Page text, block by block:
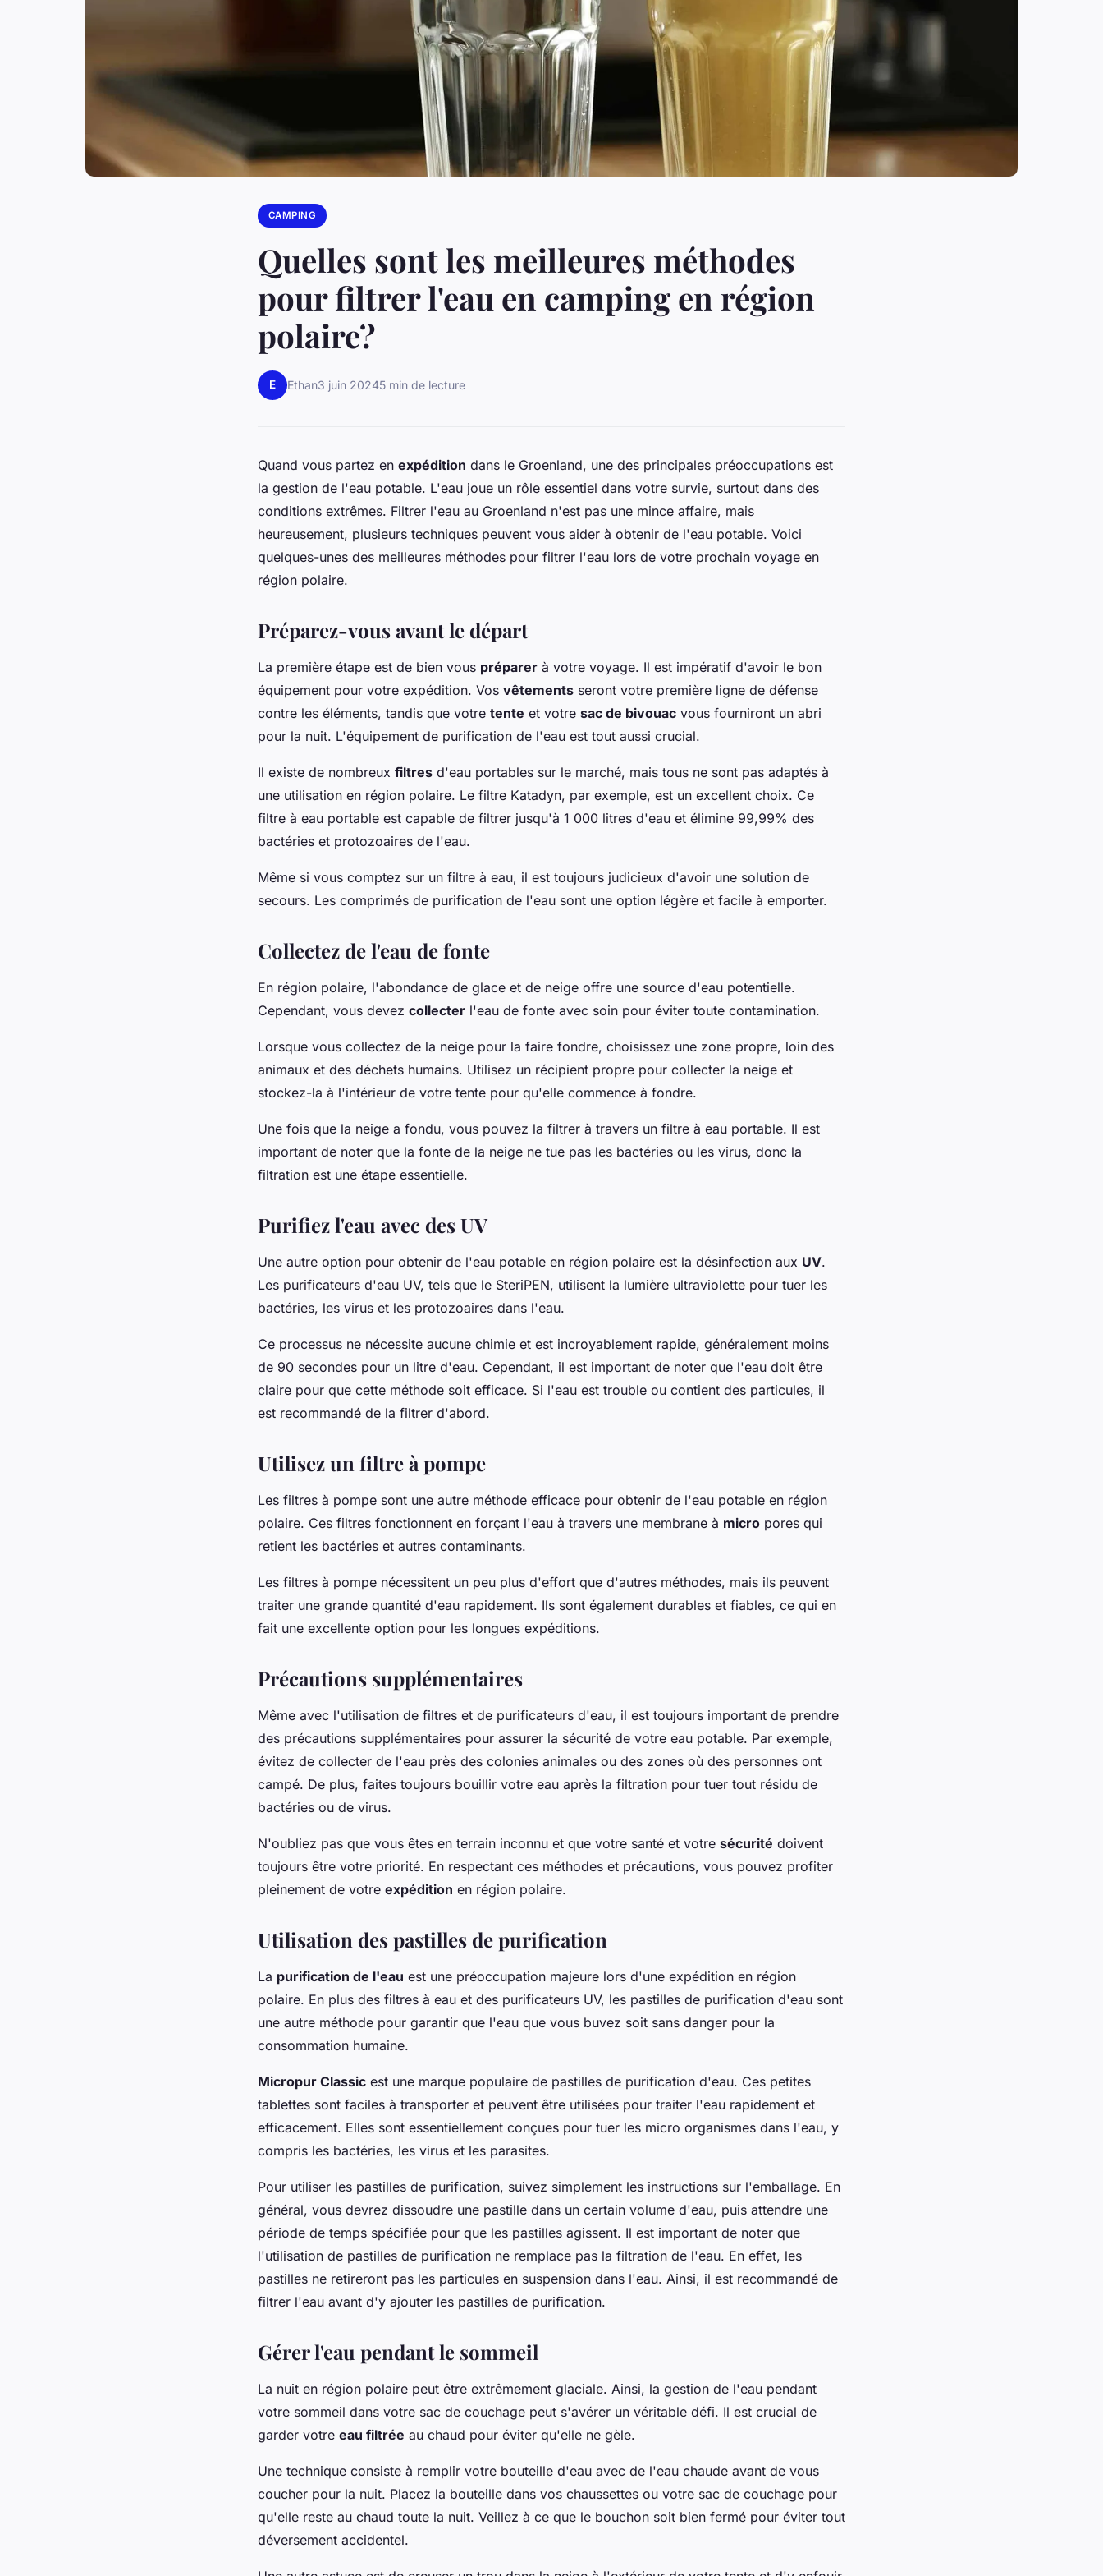
CAMPING
Quelles sont les meilleures méthodes
pour filtrer l'eau en camping en région
polaire?
E Ethan3 juin 20245 min de lecture
Quand vous partez en expédition dans le Groenland, une des principales préoccupations est
la gestion de l'eau potable. L'eau joue un rôle essentiel dans votre survie, surtout dans des
conditions extrêmes. Filtrer l'eau au Groenland n'est pas une mince affaire, mais
heureusement, plusieurs techniques peuvent vous aider à obtenir de l'eau potable. Voici
quelques-unes des meilleures méthodes pour filtrer l'eau lors de votre prochain voyage en
région polaire.
Préparez-vous avant le départ
La première étape est de bien vous préparer à votre voyage. Il est impératif d'avoir le bon
équipement pour votre expédition. Vos vêtements seront votre première ligne de défense
contre les éléments, tandis que votre tente et votre sac de bivouac vous fourniront un abri
pour la nuit. L'équipement de purification de l'eau est tout aussi crucial.
Il existe de nombreux filtres d'eau portables sur le marché, mais tous ne sont pas adaptés à
une utilisation en région polaire. Le filtre Katadyn, par exemple, est un excellent choix. Ce
filtre à eau portable est capable de filtrer jusqu'à 1 000 litres d'eau et élimine 99,99% des
bactéries et protozoaires de l'eau.
Même si vous comptez sur un filtre à eau, il est toujours judicieux d'avoir une solution de
secours. Les comprimés de purification de l'eau sont une option légère et facile à emporter.
Collectez de l'eau de fonte
En région polaire, l'abondance de glace et de neige offre une source d'eau potentielle.
Cependant, vous devez collecter l'eau de fonte avec soin pour éviter toute contamination.
Lorsque vous collectez de la neige pour la faire fondre, choisissez une zone propre, loin des
animaux et des déchets humains. Utilisez un récipient propre pour collecter la neige et
stockez-la à l'intérieur de votre tente pour qu'elle commence à fondre.
Une fois que la neige a fondu, vous pouvez la filtrer à travers un filtre à eau portable. Il est
important de noter que la fonte de la neige ne tue pas les bactéries ou les virus, donc la
filtration est une étape essentielle.
Purifiez l'eau avec des UV
Une autre option pour obtenir de l'eau potable en région polaire est la désinfection aux UV.
Les purificateurs d'eau UV, tels que le SteriPEN, utilisent la lumière ultraviolette pour tuer les
bactéries, les virus et les protozoaires dans l'eau.
Ce processus ne nécessite aucune chimie et est incroyablement rapide, généralement moins
de 90 secondes pour un litre d'eau. Cependant, il est important de noter que l'eau doit être
claire pour que cette méthode soit efficace. Si l'eau est trouble ou contient des particules, il
est recommandé de la filtrer d'abord.
Utilisez un filtre à pompe
Les filtres à pompe sont une autre méthode efficace pour obtenir de l'eau potable en région
polaire. Ces filtres fonctionnent en forçant l'eau à travers une membrane à micro pores qui
retient les bactéries et autres contaminants.
Les filtres à pompe nécessitent un peu plus d'effort que d'autres méthodes, mais ils peuvent
traiter une grande quantité d'eau rapidement. Ils sont également durables et fiables, ce qui en
fait une excellente option pour les longues expéditions.
Précautions supplémentaires
Même avec l'utilisation de filtres et de purificateurs d'eau, il est toujours important de prendre
des précautions supplémentaires pour assurer la sécurité de votre eau potable. Par exemple,
évitez de collecter de l'eau près des colonies animales ou des zones où des personnes ont
campé. De plus, faites toujours bouillir votre eau après la filtration pour tuer tout résidu de
bactéries ou de virus.
N'oubliez pas que vous êtes en terrain inconnu et que votre santé et votre sécurité doivent
toujours être votre priorité. En respectant ces méthodes et précautions, vous pouvez profiter
pleinement de votre expédition en région polaire.
Utilisation des pastilles de purification
La purification de l'eau est une préoccupation majeure lors d'une expédition en région
polaire. En plus des filtres à eau et des purificateurs UV, les pastilles de purification d'eau sont
une autre méthode pour garantir que l'eau que vous buvez soit sans danger pour la
consommation humaine.
Micropur Classic est une marque populaire de pastilles de purification d'eau. Ces petites
tablettes sont faciles à transporter et peuvent être utilisées pour traiter l'eau rapidement et
efficacement. Elles sont essentiellement conçues pour tuer les micro organismes dans l'eau, y
compris les bactéries, les virus et les parasites.
Pour utiliser les pastilles de purification, suivez simplement les instructions sur l'emballage. En
général, vous devrez dissoudre une pastille dans un certain volume d'eau, puis attendre une
période de temps spécifiée pour que les pastilles agissent. Il est important de noter que
l'utilisation de pastilles de purification ne remplace pas la filtration de l'eau. En effet, les
pastilles ne retireront pas les particules en suspension dans l'eau. Ainsi, il est recommandé de
filtrer l'eau avant d'y ajouter les pastilles de purification.
Gérer l'eau pendant le sommeil
La nuit en région polaire peut être extrêmement glaciale. Ainsi, la gestion de l'eau pendant
votre sommeil dans votre sac de couchage peut s'avérer un véritable défi. Il est crucial de
garder votre eau filtrée au chaud pour éviter qu'elle ne gèle.
Une technique consiste à remplir votre bouteille d'eau avec de l'eau chaude avant de vous
coucher pour la nuit. Placez la bouteille dans vos chaussettes ou votre sac de couchage pour
qu'elle reste au chaud toute la nuit. Veillez à ce que le bouchon soit bien fermé pour éviter tout
déversement accidentel.